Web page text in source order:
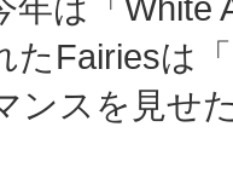
年は「White
たFairiesは
ンスを見せ